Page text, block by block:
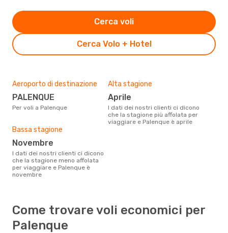
Cerca Volo + Hotel
Cerca voli
Aeroporto di destinazione
PALENQUE
Per voli a Palenque
Alta stagione
aprile
I dati dei nostri clienti ci dicono
che la stagione più affolata per
viaggiare e Palenque è aprile
Bassa stagione
novembre
I dati dei nostri clienti ci dicono
che la stagione meno affolata
per viaggiare e Palenque è
novembre
Come trovare voli economici per
Palenque